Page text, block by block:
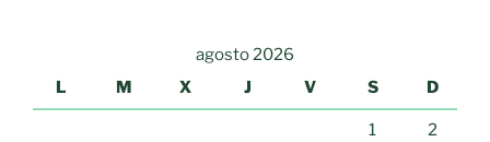
agosto 2026
L
M X J V S D
1 2